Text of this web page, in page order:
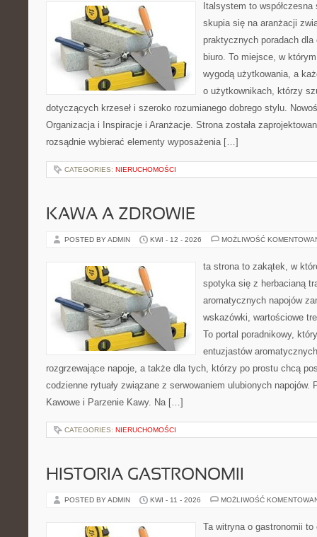
Italsystem to
skupia się na aranżacji
praktycznych poradach
biuro. To miejsce, w
wygodą użytkowania, a
o użytkownikach, którzy
dotyczących krzeseł i szeroko rozumianego dobrego stylu.
Organizacja i Inspiracje i Aranżacje. Strona została
rozsądnie wybierać elementy wyposażenia […]
CATEGORIES: NIERUCHOMOŚCI
KAWA A ZDROWIE
POSTED BY ADMIN KWI - 12 - 2026 MOŻLIWOŚĆ
ta strona to zakątek, w
spotyka się z herbacianą
aromatycznych napojów
wskazówki, wartościowe
To portal poradnikowy,
entuzjastów
rozgrzewające napoje, a także dla tych, którzy po prostu chcą
codzienne rytuały związane z serwowaniem ulubionych napojów.
Kawowe i Parzenie Kawy. Na […]
CATEGORIES: NIERUCHOMOŚCI
HISTORIA GASTRONOMII
POSTED BY ADMIN KWI - 11 - 2026 MOŻLIWOŚĆ
Ta witryna o gastronomii